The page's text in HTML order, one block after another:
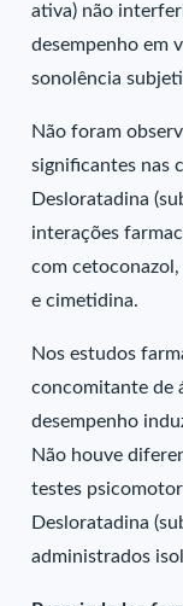
ativa) não
desempenho em
sonolência
Não foram
significantes nas
Desloratadina
interações
com
e cimetidina.
Nos estudos
concomitante de
desempenho
Não houve
testes
Desloratadina
administrados